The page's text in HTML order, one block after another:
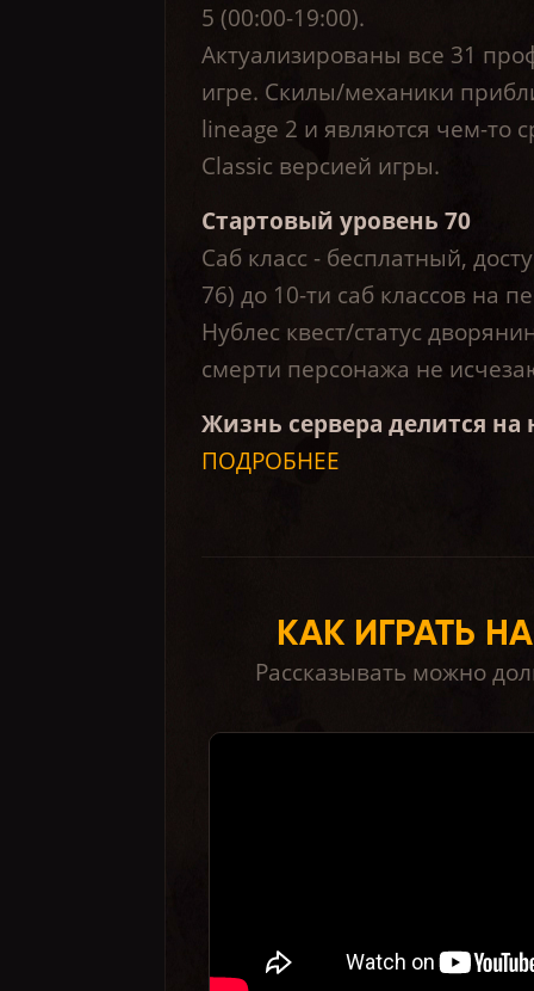
5 (00:00-19:00).
Актуализированы все 31
игре. Скилы/механики
lineage 2 и являются чем-то
Classic версией игры.
Стартовый уровень 70
Саб класс - бесплатный,
76) до 10-ти саб классов на
Нублес квест/статус
смерти персонажа не
Жизнь сервера делится на
ПОДРОБНЕЕ
КАК ИГРАТЬ НА
Рассказывать можно